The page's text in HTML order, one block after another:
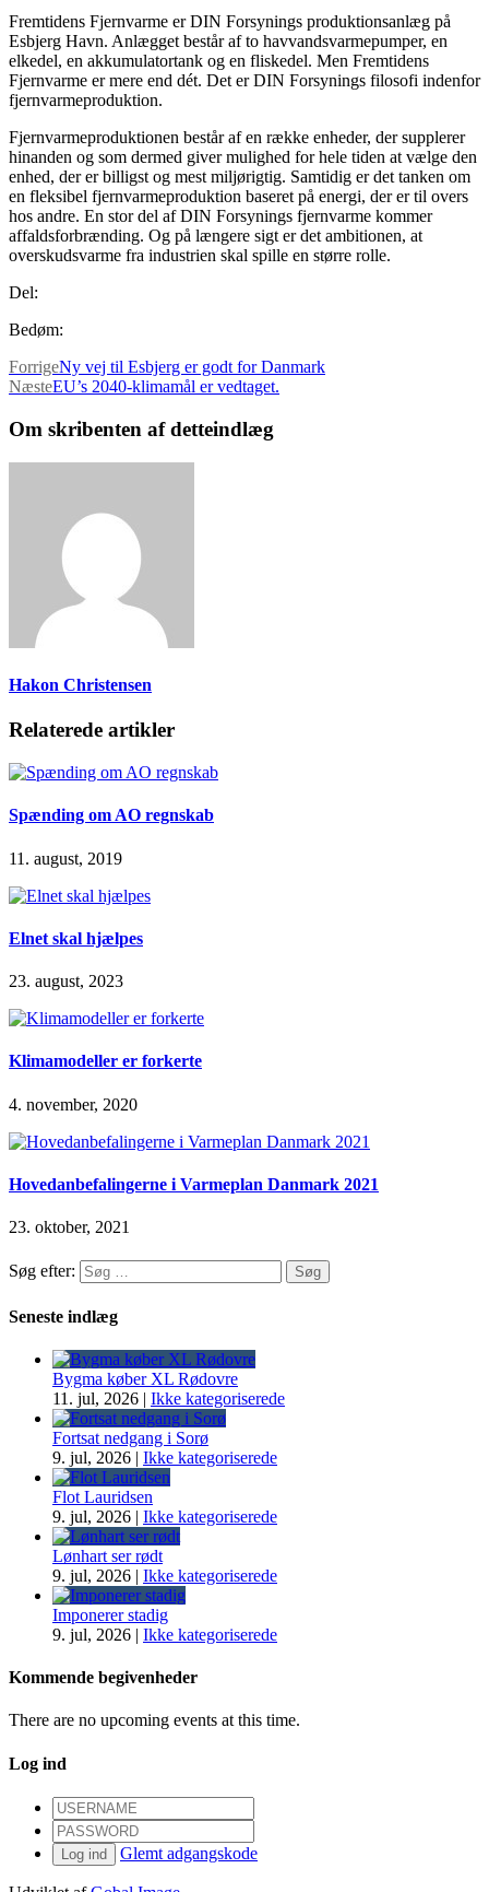
Fremtidens Fjernvarme er DIN Forsynings produktionsanlæg på
Esbjerg Havn. Anlægget består af to havvandsvarmepumper, en
elkedel, en akkumulatortank og en fliskedel. Men Fremtidens
Fjernvarme er mere end dét. Det er DIN Forsynings filosofi indenfor
fjernvarmeproduktion.
Fjernvarmeproduktionen består af en række enheder, der supplerer
hinanden og som dermed giver mulighed for hele tiden at vælge den
enhed, der er billigst og mest miljørigtig. Samtidig er det tanken om
en fleksibel fjernvarmeproduktion baseret på energi, der er til overs
hos andre. En stor del af DIN Forsynings fjernvarme kommer
affaldsforbrænding. Og på længere sigt er det ambitionen, at
overskudsvarme fra industrien skal spille en større rolle.
Del:
Bedøm:
ForrigeNy vej til Esbjerg er godt for Danmark
NæsteEU’s 2040-klimamål er vedtaget.
Om skribenten af detteindlæg
Hakon Christensen
Relaterede artikler
Spænding om AO regnskab
11. august, 2019
Elnet skal hjælpes
23. august, 2023
Klimamodeller er forkerte
4. november, 2020
Hovedanbefalingerne i Varmeplan Danmark 2021
23. oktober, 2021
Søg efter:
Seneste indlæg
Bygma køber XL Rødovre
11. jul, 2026 | Ikke kategoriserede
Fortsat nedgang i Sorø
9. jul, 2026 | Ikke kategoriserede
Flot Lauridsen
9. jul, 2026 | Ikke kategoriserede
Lønhart ser rødt
9. jul, 2026 | Ikke kategoriserede
Imponerer stadig
9. jul, 2026 | Ikke kategoriserede
Kommende begivenheder
There are no upcoming events at this time.
Log ind
Log ind Glemt adgangskode